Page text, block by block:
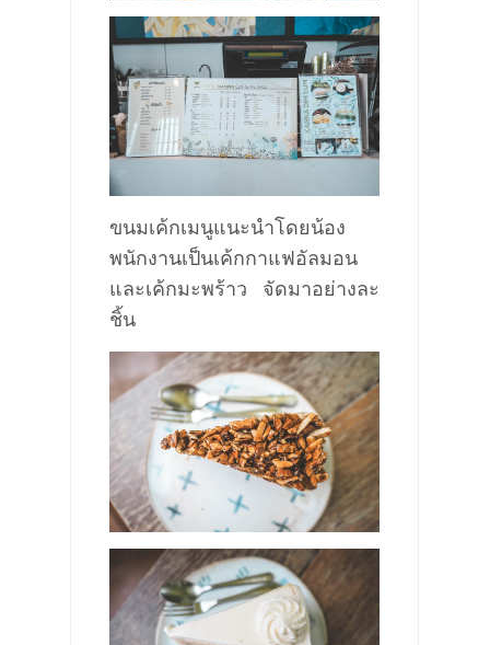
ขนมเค้กเมนูแนะนำโดยน้อง
พนักงานเป็นเค้กกาแฟอัลมอน
และเค้กมะพร้าว จัดมาอย่างละ
ชิ้น